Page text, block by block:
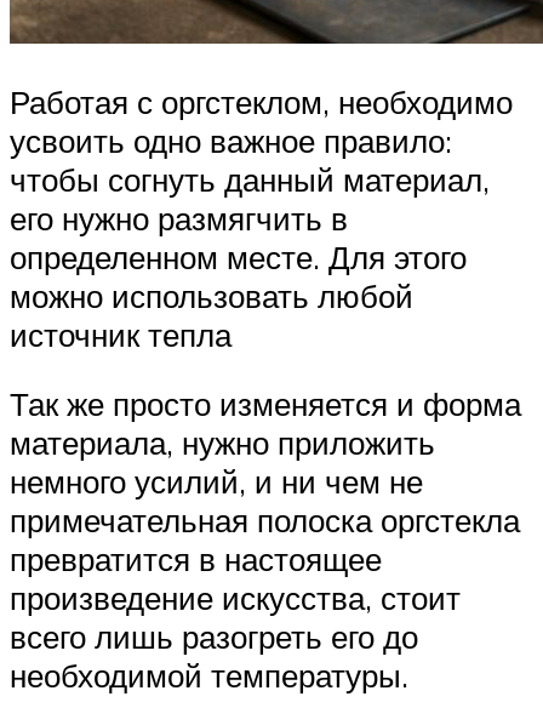
Работая с оргстеклом, необходимо
усвоить одно важное правило:
чтобы согнуть данный материал,
его нужно размягчить в
определенном месте. Для этого
можно использовать любой
источник тепла
Так же просто изменяется и форма
материала, нужно приложить
немного усилий, и ни чем не
примечательная полоска оргстекла
превратится в настоящее
произведение искусства, стоит
всего лишь разогреть его до
необходимой температуры.